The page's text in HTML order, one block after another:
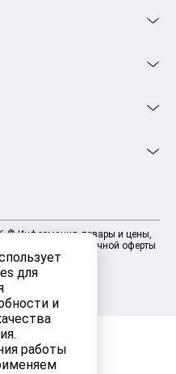
для
и
работы
© Информация, товары и цены,
договором публичной оферты